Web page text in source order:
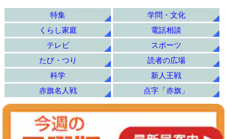
特集
学問・文化
くらし家庭
電話相談
テレビ
スポーツ
たび・つり
読者の広場
科学
新人王戦
赤旗名人戦
点字「赤旗」